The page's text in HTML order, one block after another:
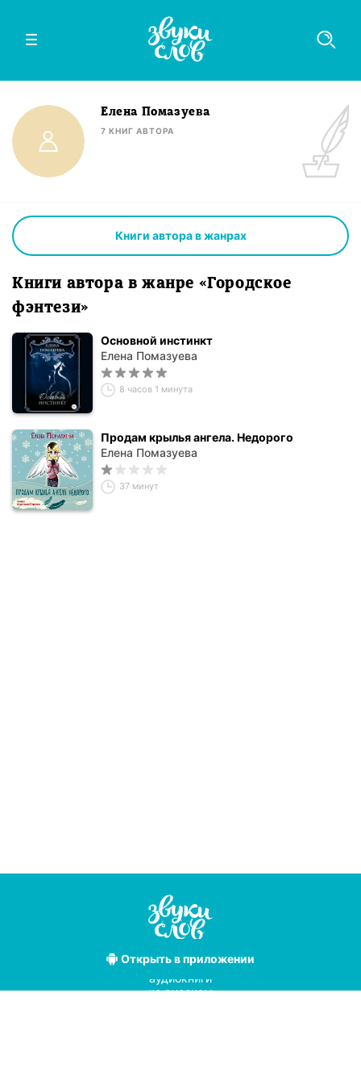
Елена Помазуева
7 КНИГ АВТОРА
Книги автора в жанрах
Книги автора в жанре «Городское
фэнтези»
Основной инстинкт
Елена Помазуева
8 часов 1 минута
Продам крылья ангела. Недорого
Елена Помазуева
37 минут
Открытьв приложении
Лучшие
аудиокниги
на русском